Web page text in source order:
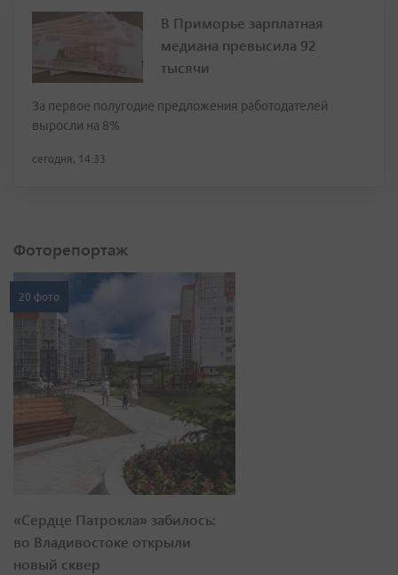
В Приморье зарплатная
медиана превысила 92
тысячи
За первое полугодие предложения работодателей
выросли на 8%
сегодня, 14:33
Фоторепортаж
20 фото
«Сердце Патрокла» забилось:
во Владивостоке открыли
новый сквер